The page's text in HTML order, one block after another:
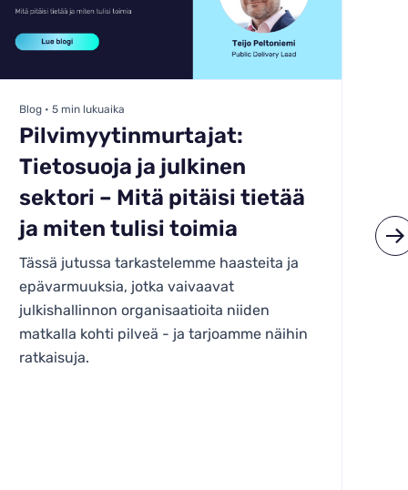
Blog • 5 min lukuaika
Pilvimyytinmurtajat:
Tietosuoja ja julkinen
sektori – Mitä pitäisi tietää
ja miten tulisi toimia
Tässä jutussa tarkastelemme haasteita ja
epävarmuuksia, jotka vaivaavat
julkishallinnon organisaatioita niiden
matkalla kohti pilveä - ja tarjoamme näihin
ratkaisuja.